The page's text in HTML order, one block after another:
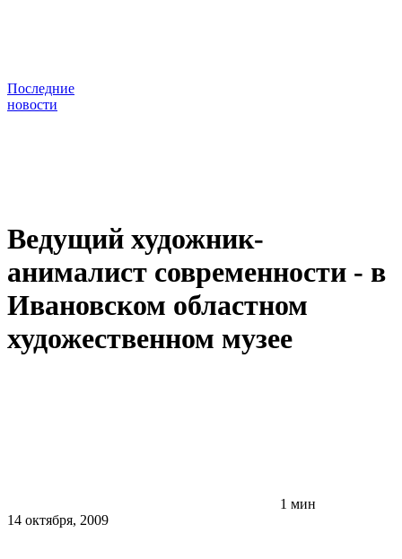
Последние
новости
Ведущий художник-
анималист современности - в
Ивановском областном
художественном музее
1 мин
14 октября, 2009